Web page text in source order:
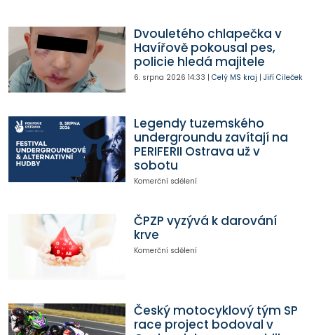
Dvouletého chlapečka v
Havířově pokousal pes,
policie hledá majitele
6. srpna 2026 14:33 | Celý MS kraj | Jiří Cileček
Legendy tuzemského
undergroundu zavítají na
PERIFERII Ostrava už v
sobotu
Komerční sdělení
ČPZP vyzývá k darování
krve
Komerční sdělení
Český motocyklový tým SP
race project bodoval v